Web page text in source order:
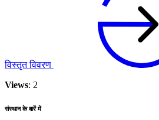
विस्तृत विवरण
Views: 2
संस्थान के बारें में